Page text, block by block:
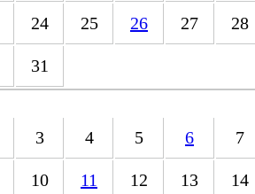
24 25 26 27 28
31
3 4 5 6 7
10 11 12 13 14